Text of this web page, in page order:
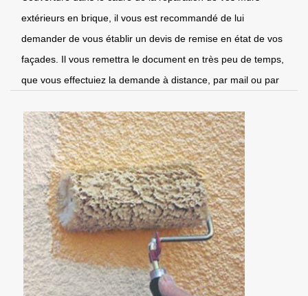
extérieurs en brique, il vous est recommandé de lui
demander de vous établir un devis de remise en état de vos
façades. Il vous remettra le document en très peu de temps,
que vous effectuiez la demande à distance, par mail ou par